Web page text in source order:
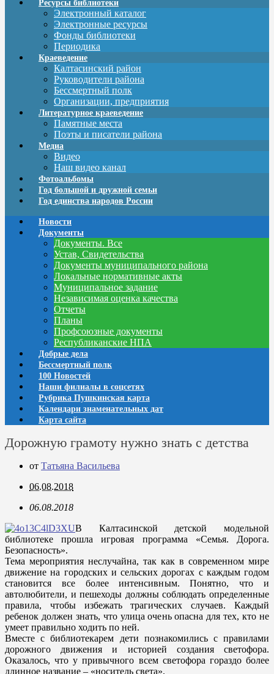
Ресурсы библиотеки
Электронный каталог
Электронные ресурсы
Фонды библиотеки
Периодика
Краеведение
Калтасинский район
Руководители района
Бессмертный полк
Организации, предприятия
Литературное краеведение
Памятные места
Поэты и писатели района
Медиа
Видео
Наш видео канал
Фотоальбомы
Год большой и дружной семьи
Год единства народов России
Новости
Документы
Документы. Все
Устав, Свидетельства
Документы муниципального района
Локальные нормативные акты
Муниципальное задание
Независимая оценка качества
Отчеты
Планы
Профсоюзные документы
Республиканские НПА
Добрые дела
Бессмертный полк
100 Новостей
Наши филиалы в соцсетях
Рубрика Пушкинская карта
Календари знаменательных дат
Карта сайта
Дорожную грамоту нужно знать с детства
от Татьяна Васильева
06.08.2018
06.08.2018
В Калтасинской детской модельной
библиотеке прошла игровая программа «Семья. Дорога.
Безопасность».
Тема мероприятия неслучайна, так как в современном мире
движение на городских и сельских дорогах с каждым годом
становится все более интенсивным. Понятно, что и
автолюбители, и пешеходы должны соблюдать определенные
правила, чтобы избежать трагических случаев. Каждый
ребенок должен знать, что улица очень опасна для тех, кто не
умеет правильно ходить по ней.
Вместе с библиотекарем дети познакомились с правилами
дорожного движения и историей создания светофора.
Оказалось, что у привычного всем светофора гораздо более
длинное название – «носитель света».